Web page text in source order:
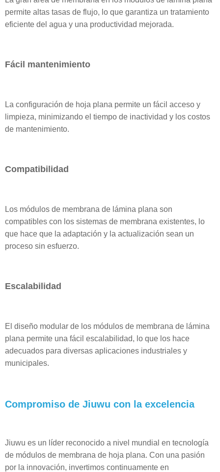
permite altas tasas de flujo, lo que garantiza un tratamiento
eficiente del agua y una productividad mejorada.
Fácil mantenimiento
La configuración de hoja plana permite un fácil acceso y
limpieza, minimizando el tiempo de inactividad y los costos
de mantenimiento.
Compatibilidad
Los módulos de membrana de lámina plana son
compatibles con los sistemas de membrana existentes, lo
que hace que la adaptación y la actualización sean un
proceso sin esfuerzo.
Escalabilidad
El diseño modular de los módulos de membrana de lámina
plana permite una fácil escalabilidad, lo que los hace
adecuados para diversas aplicaciones industriales y
municipales.
Compromiso de Jiuwu con la excelencia
Jiuwu es un líder reconocido a nivel mundial en tecnología
de módulos de membrana de hoja plana. Con una pasión
por la innovación, invertimos continuamente en